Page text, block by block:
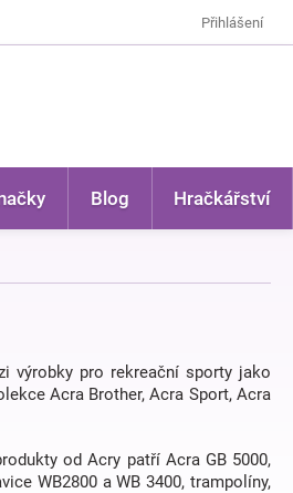
Přihlášení
Blog Hračkářství
výrobky pro rekreační sporty jako
Acra Brother, Acra Sport, Acra
od Acry patří Acra GB 5000,
WB2800 a WB 3400, trampolíny,